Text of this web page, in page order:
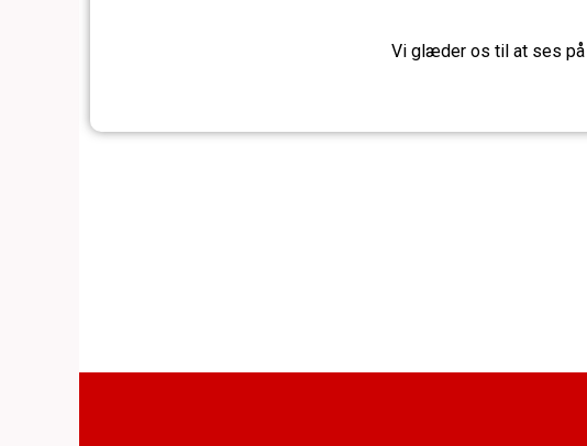
Vi glæder os til at ses på